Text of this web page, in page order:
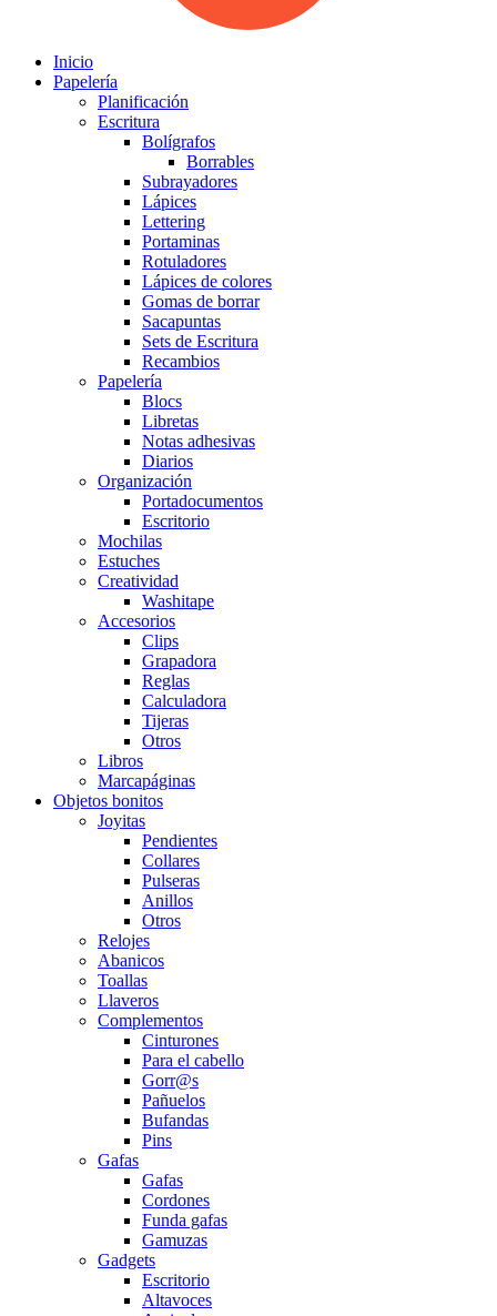
Inicio
Papelería
Planificación
Escritura
Bolígrafos
Borrables
Subrayadores
Lápices
Lettering
Portaminas
Rotuladores
Lápices de colores
Gomas de borrar
Sacapuntas
Sets de Escritura
Recambios
Papelería
Blocs
Libretas
Notas adhesivas
Diarios
Organización
Portadocumentos
Escritorio
Mochilas
Estuches
Creatividad
Washitape
Accesorios
Clips
Grapadora
Reglas
Calculadora
Tijeras
Otros
Libros
Marcapáginas
Objetos bonitos
Joyitas
Pendientes
Collares
Pulseras
Anillos
Otros
Relojes
Abanicos
Toallas
Llaveros
Complementos
Cinturones
Para el cabello
Gorr@s
Pañuelos
Bufandas
Pins
Gafas
Gafas
Cordones
Funda gafas
Gamuzas
Gadgets
Escritorio
Altavoces